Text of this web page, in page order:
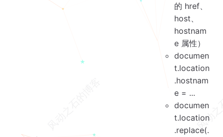
的 href、
host、
hostnam
e 属性）
documen
t.location
.hostnam
e = ...
documen
t.location
.replace(.